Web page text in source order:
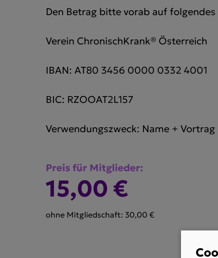
Den Betrag bitte vorab auf
Verein ChronischKrank® Österreich
IBAN: AT80 3456 0000 0332 4001
BIC: RZOOAT2L157
Verwendungszweck: Name + Vortrag
Preis für Mitglieder:
15,00 €
ohne Mitgliedschaft: 30,00 €